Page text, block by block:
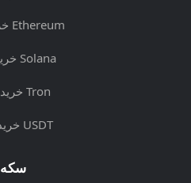
خرید کنید Ethereum
خرید کنید Solana
خرید کنید Tron
خرید کنید USDT
سکه